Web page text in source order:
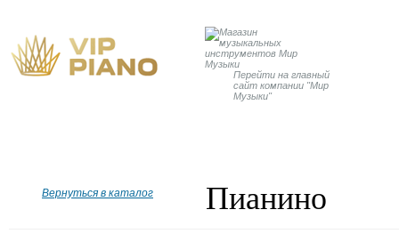
Перейти на главный
сайт компании "Мир
Музыки"
Вернуться в каталог Пианино